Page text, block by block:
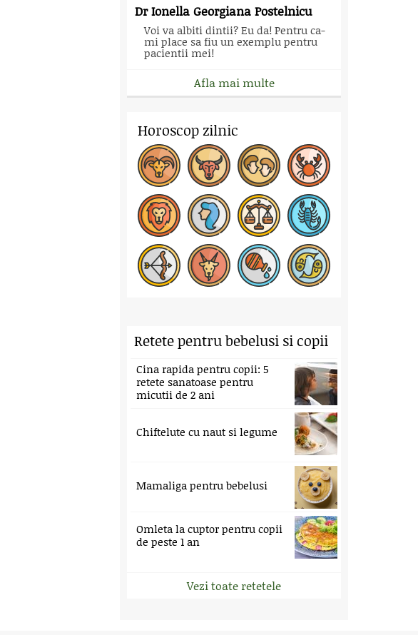
Dr Ionella Georgiana Postelnicu
Voi va albiti dintii? Eu da! Pentru ca-
mi place sa fiu un exemplu pentru
pacientii mei!
Afla mai multe
Horoscop zilnic
Retete pentru bebelusi si copii
Cina rapida pentru copii: 5
retete sanatoase pentru
micutii de 2 ani
Chiftelute cu naut si legume
Mamaliga pentru bebelusi
Omleta la cuptor pentru copii
de peste 1 an
Vezi toate retetele